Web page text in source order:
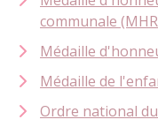
communale
Médaille
Médaille de
Ordre national